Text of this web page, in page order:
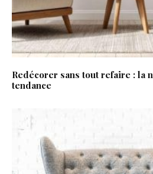
Redécorer sans tout refaire : la
tendance